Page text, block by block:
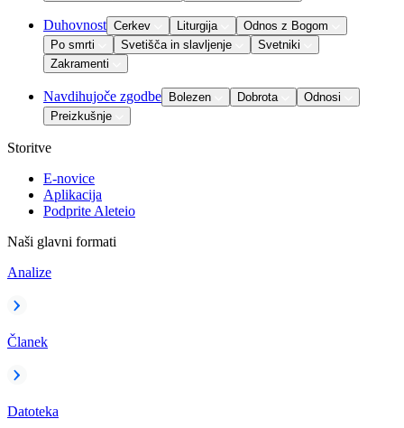
Duhovnost Cerkev Liturgija
Odnos z Bogom
Po smrti
Svetišča in slavljenje
Svetniki
Zakramenti
Navdihujoče zgodbe Bolezen Dobrota
Odnosi
Preizkušnje
Storitve
E-novice
Aplikacija
Podprite Aleteio
Naši glavni formati
Analize
Članek
Datoteka